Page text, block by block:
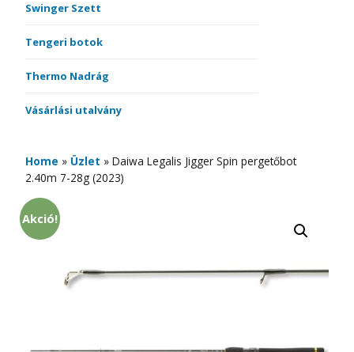
Swinger Szett
Tengeri botok
Thermo Nadrág
Vásárlási utalvány
Home » Üzlet » Daiwa Legalis Jigger Spin pergetőbot
2.40m 7-28g (2023)
Akció!